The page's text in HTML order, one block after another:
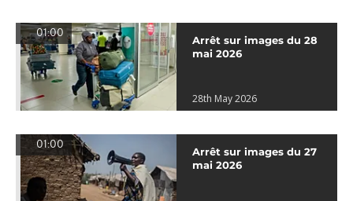
01:00
Arrêt sur images du 28
mai 2026
28th May 2026
01:00
Arrêt sur images du 27
mai 2026